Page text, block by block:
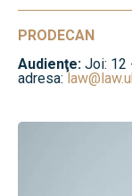
PRODECAN
Audienţe: Joi: 12
adresa: